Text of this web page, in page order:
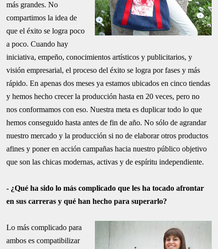
más grandes. No
compartimos la idea de
que el éxito se logra poco
a poco. Cuando hay
iniciativa, empeño, conocimientos artísticos y publicitarios, y
visión empresarial, el proceso del éxito se logra por fases y más
rápido. En apenas dos meses ya estamos ubicados en cinco tiendas
y hemos hecho crecer la producción hasta en 20 veces, pero no
nos conformamos con eso. Nuestra meta es duplicar todo lo que
hemos conseguido hasta antes de fin de año. No sólo de agrandar
nuestro mercado y la producción si no de elaborar otros productos
afines y poner en acción campañas hacia nuestro público objetivo
que son las chicas modernas, activas y de espíritu independiente.
- ¿Qué ha sido lo más complicado que les ha tocado afrontar
en sus carreras y qué han hecho para superarlo?
Lo más complicado para
ambos es compatibilizar